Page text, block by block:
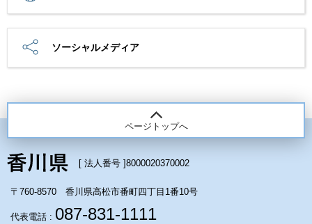
ソーシャルメディア
ページトップへ
[ 法人番号 ]8000020370002
〒760-8570 香川県高松市番町四丁目1番10号
代表電話 : 087-831-1111